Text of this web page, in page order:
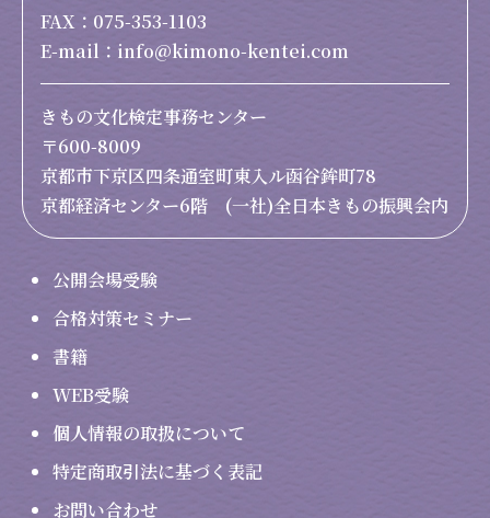
FAX：075-353-1103
E-mail：info@kimono-kentei.com
きもの文化検定事務センター
〒600-8009
京都市下京区四条通室町東入ル函谷鉾町78
京都経済センター6階 (一社)全日本きもの振興会内
公開会場受験
合格対策セミナー
書籍
WEB受験
個人情報の取扱について
特定商取引法に基づく表記
お問い合わせ